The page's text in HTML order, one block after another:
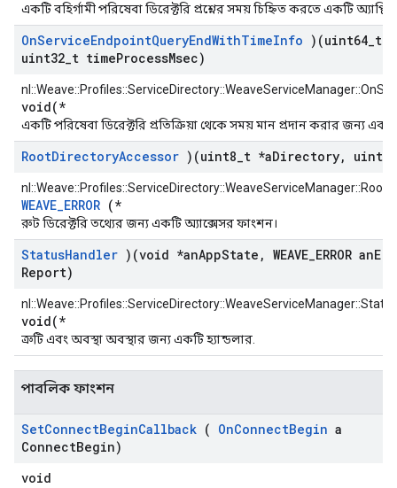
একটি বহির্গামী পরিষেবা ডিরেক্টরি প্রশ্নের সময় চিহ্নিত করতে একটি
OnServiceEndpointQueryEndWithTimeInfo )(uint64 t
uint32 t timeProcessMsec)
void(*
একটি পরিষেবা ডিরেক্টরি প্রতিক্রিয়া থেকে সময় মান প্রদান করার জন্য
RootDirectoryAccessor )(uint8 t *aDirectory, uint16
WEAVE_ERROR (*
রুট ডিরেক্টরি তথ্যের জন্য একটি অ্যাক্সেসর ফাংশন।
StatusHandler )(void *anAppState , WEAVE ERROR an
Report)
void(*
ত্রুটি এবং অবস্থা অবস্থার জন্য একটি হ্যান্ডলার.
পাবলিক ফাংশন
SetConnectBeginCallback ( OnConnectBegin a
ConnectBegin)
void